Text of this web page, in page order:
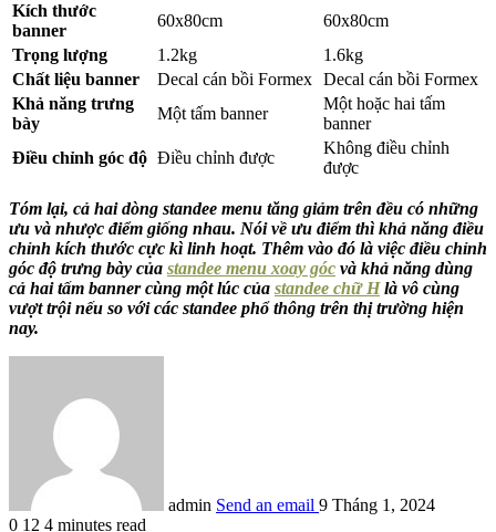
Kích thước
banner
60x80cm
60x80cm
Trọng lượng
1.2kg
1.6kg
Chất liệu banner
Decal cán bồi Formex Decal cán bồi Formex
Khả năng trưng
bày
Một tấm banner
Một hoặc hai tấm
banner
Điều chỉnh góc độ Điều chỉnh được
Không điều chỉnh
được
Tóm lại, cả hai dòng standee menu tăng giảm trên đều có những
ưu và nhược điểm giống nhau. Nói về ưu điểm thì khả năng điều
chỉnh kích thước cực kì linh hoạt. Thêm vào đó là việc điều chỉnh
góc độ trưng bày của standee menu xoay góc và khả năng dùng
cả hai tấm banner cùng một lúc của standee chữ Hlà vô cùng
vượt trội nếu so với các standee phổ thông trên thị trường hiện
nay.
admin Send an email 9 Tháng 1, 2024
0 12 4 minutes read